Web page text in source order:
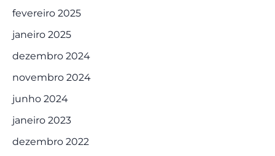
fevereiro 2025
janeiro 2025
dezembro 2024
novembro 2024
junho 2024
janeiro 2023
dezembro 2022